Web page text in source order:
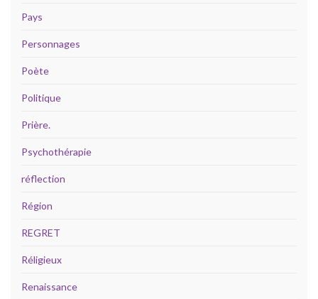
Pays
Personnages
Poète
Politique
Prière.
Psychothérapie
réflection
Région
REGRET
Réligieux
Renaissance